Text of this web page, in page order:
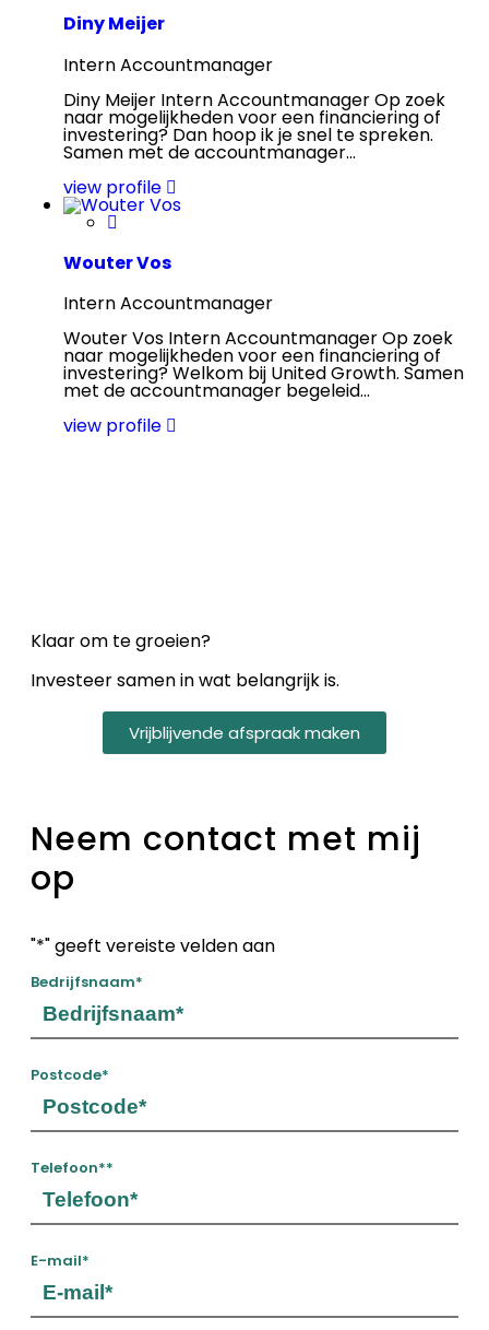
Diny Meijer
Intern Accountmanager
Diny Meijer Intern Accountmanager Op zoek
naar mogelijkheden voor een financiering of
investering? Dan hoop ik je snel te spreken.
Samen met de accountmanager...
view profile
Wouter Vos
Intern Accountmanager
Wouter Vos Intern Accountmanager Op zoek
naar mogelijkheden voor een financiering of
investering? Welkom bij United Growth. Samen
met de accountmanager begeleid...
view profile
Klaar om te groeien?
Investeer samen in wat belangrijk is.
Vrijblijvende afspraak maken
Neem contact met mij
op
"*" geeft vereiste velden aan
Bedrijfsnaam*
Postcode*
Telefoon**
E-mail*